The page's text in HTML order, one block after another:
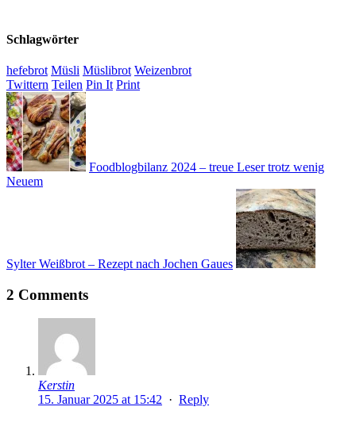
Schlagwörter
hefebrot Müsli Müslibrot Weizenbrot
Twittern Teilen Pin It Print
Foodblogbilanz 2024 – treue Leser trotz wenig
Neuem
Sylter Weißbrot – Rezept nach Jochen Gaues
2 Comments
Kerstin
15. Januar 2025 at 15:42 · Reply